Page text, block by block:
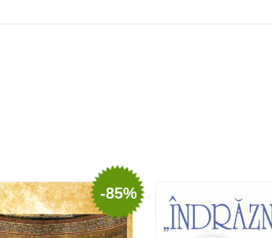
-85%